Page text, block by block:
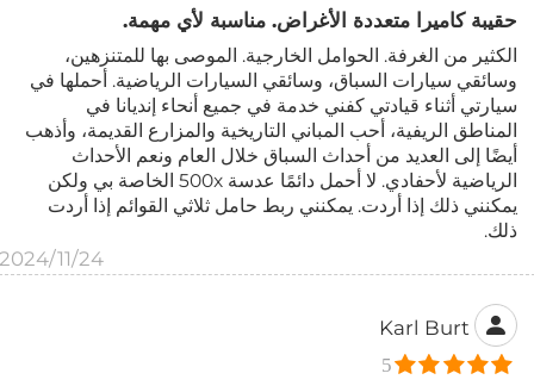
حقيبة كاميرا متعددة الأغراض. مناسبة لأي مهمة.
الكثير من الغرفة. الحوامل الخارجية. الموصى بها للمتنزهين،
وسائقي سيارات السباق، وسائقي السيارات الرياضية. أحملها في
سيارتي أثناء قيادتي كفني خدمة في جميع أنحاء إنديانا في
المناطق الريفية، أحب المباني التاريخية والمزارع القديمة، وأذهب
أيضًا إلى العديد من أحداث السباق خلال العام ونعم الأحداث
الرياضية لأحفادي. لا أحمل دائمًا عدسة 500x الخاصة بي ولكن
يمكنني ذلك إذا أردت. يمكنني ربط حامل ثلاثي القوائم إذا أردت
ذلك.
2024/11/24
Karl Burt
5